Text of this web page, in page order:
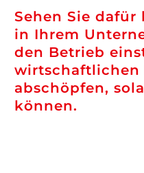
Sehen Sie
in Ihrem
den Betrieb
wirtschaftlichen
abschöpfen,
können.